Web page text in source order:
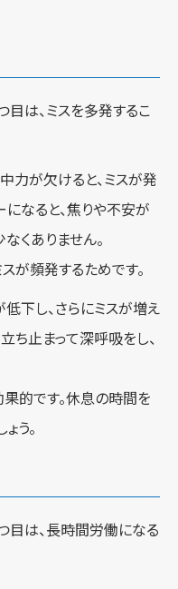
目は、ミスを多発するこ
力が欠けると、ミスが発
になると、焦りや不安が
くありません。
が頻発するためです。
下し、さらにミスが増え
ち止まって深呼吸をし、
的です。休息の時間を
う。
目は、長時間労働になる